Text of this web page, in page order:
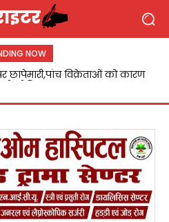
NOW
छापेमारी,पांच विक्रेताओं को कारण